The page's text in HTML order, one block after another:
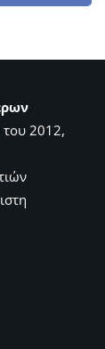
του 2012,